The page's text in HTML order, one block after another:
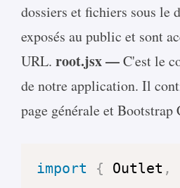
dossiers et fichiers sous le
exposés au public et sont
URL. root.jsx —C'est le
de notre application. Il
page générale et Bootstrap
import { Outlet ,